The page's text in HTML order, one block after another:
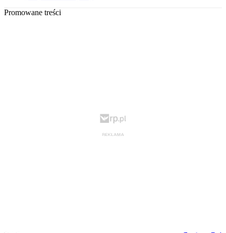
Promowane treści